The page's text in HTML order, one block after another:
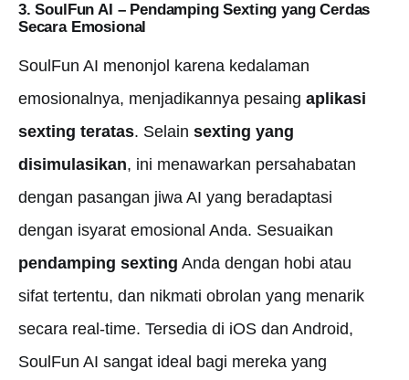
3. SoulFun AI – Pendamping Sexting yang Cerdas
Secara Emosional
SoulFun AI menonjol karena kedalaman
emosionalnya, menjadikannya pesaing aplikasi
sexting teratas. Selain sexting yang
disimulasikan, ini menawarkan persahabatan
dengan pasangan jiwa AI yang beradaptasi
dengan isyarat emosional Anda. Sesuaikan
pendamping sexting Anda dengan hobi atau
sifat tertentu, dan nikmati obrolan yang menarik
secara real-time. Tersedia di iOS dan Android,
SoulFun AI sangat ideal bagi mereka yang